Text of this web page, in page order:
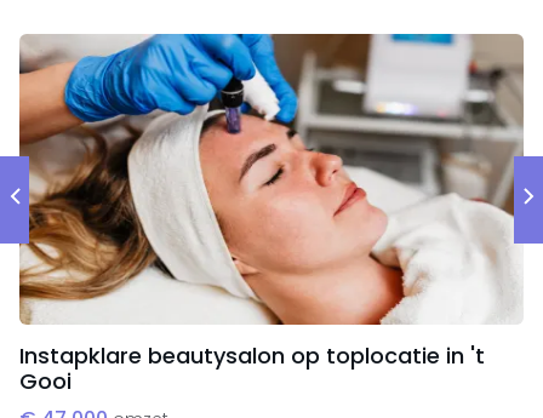
Omzet 2020: € 430.000
Omzet 2021: € 585.000
Instapklare beautysalon op toplocatie in 't
Gooi